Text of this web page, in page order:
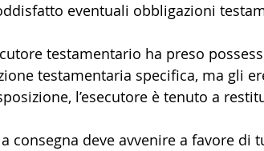
eventuali obbligazioni
testamentario ha preso
testamentaria specifica, ma gli
l’esecutore è tenuto a
consegna deve avvenire a favore di